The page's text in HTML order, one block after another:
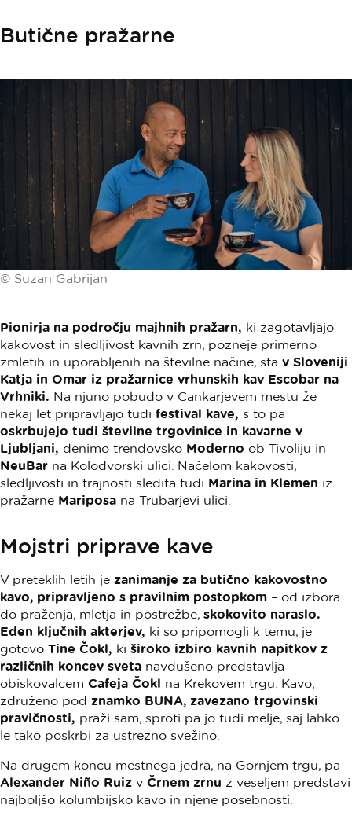
Butične pražarne
© Suzan Gabrijan
Pionirja na področju majhnih pražarn, ki zagotavljajo
kakovost in sledljivost kavnih zrn, pozneje primerno
zmletih in uporabljenih na številne načine, sta v Sloveniji
Katja in Omar iz pražarnice vrhunskih kav Escobar na
Vrhniki. Na njuno pobudo v Cankarjevem mestu že
nekaj let pripravljajo tudi festival kave, s to pa
oskrbujejo tudi številne trgovinice in kavarne v
Ljubljani, denimo trendovsko Moderno ob Tivoliju in
NeuBar na Kolodvorski ulici. Načelom kakovosti,
sledljivosti in trajnosti sledita tudi Marina in Klemen iz
pražarne Mariposa na Trubarjevi ulici.
Mojstri priprave kave
V preteklih letih je zanimanje za butično kakovostno
kavo, pripravljeno s pravilnim postopkom – od izbora
do praženja, mletja in postrežbe, skokovito naraslo.
Eden ključnih akterjev, ki so pripomogli k temu, je
gotovo Tine Čokl, ki široko izbiro kavnih napitkov z
različnih koncev sveta navdušeno predstavlja
obiskovalcem Cafeja Čokl na Krekovem trgu. Kavo,
združeno pod znamko BUNA, zavezano trgovinski
pravičnosti, praži sam, sproti pa jo tudi melje, saj lahko
le tako poskrbi za ustrezno svežino.
Na drugem koncu mestnega jedra, na Gornjem trgu, pa
Alexander Niño Ruiz v Črnem zrnu z veseljem predstavi
najboljšo kolumbijsko kavo in njene posebnosti.